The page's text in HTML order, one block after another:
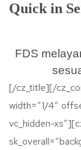
Quick in
FDS
[/cz_title][/
width=”1/4″
vc_hidden-